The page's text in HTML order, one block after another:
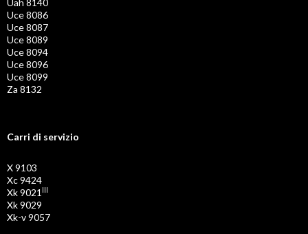
Uah 8140
Uce 8086
Uce 8087
Uce 8089
Uce 8094
Uce 8096
Uce 8099
Za 8132
Carri di servizio
X 9103
Xc 9424
Xk 9021 III
Xk 9029
Xk-v 9057